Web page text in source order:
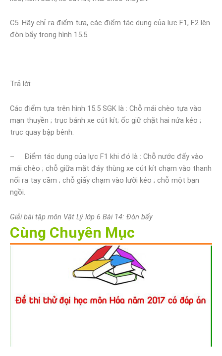
C5. Hãy chỉ ra điểm tựa, các điểm tác dụng của lực F1, F2 lên
đòn bẩy trong hình 15.5.
Trả lời:
Các điểm tựa trên hình 15.5 SGK là : Chỗ mái chèo tựa vào
mạn thuyền ; trục bánh xe cút kít; ốc giữ chặt hai nửa kéo ;
trục quay bập bênh.
– Điểm tác dụng của lực F1 khi đó là : Chỗ nước đẩy vào
mái chèo ; chỗ giữa mặt đáy thùng xe cút kít chạm vào thanh
nối ra tay cầm ; chỗ giấy chạm vào lưỡi kéo ; chỗ một bạn
ngồi.
Giải bài tập môn Vật Lý lớp 6 Bài 14: Đòn bẩy
Cùng Chuyên Mục